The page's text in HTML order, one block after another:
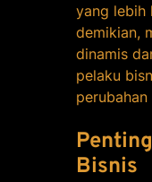
yang lebih
demikian,
dinamis
pelaku
Bisnis